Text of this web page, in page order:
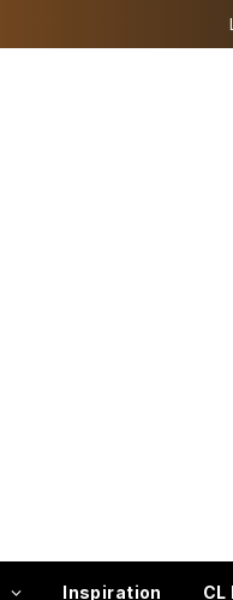
Inspiration CL